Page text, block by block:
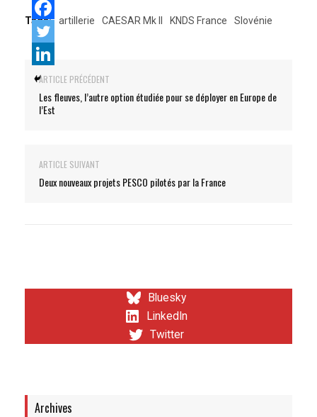
Tags: artillerie CAESAR Mk II KNDS France Slovénie
ARTICLE PRÉCÉDENT
Les fleuves, l’autre option étudiée pour se déployer en Europe de
l’Est
ARTICLE SUIVANT
Deux nouveaux projets PESCO pilotés par la France
Bluesky
LinkedIn
Twitter
Archives